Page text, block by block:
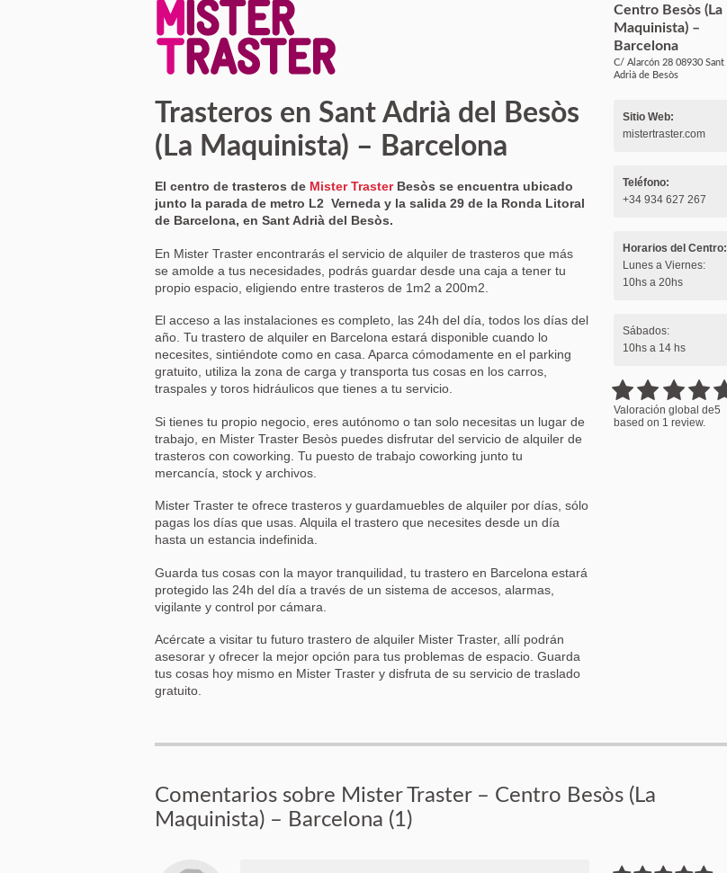
Centro Besòs (La
Maquinista) –
Barcelona
C/ Alarcón 28 08930 Sant
Adrià de Besòs
Sitio Web:
mistertraster.com
Teléfono:
+34 934 627 267
Horarios del Centro:
Lunes a Viernes:
10hs a 20hs
Sábados:
10hs a 14 hs
Valoración global de5
based on 1 review.
Trasteros en Sant Adrià del Besòs
(La Maquinista) – Barcelona
El centro de trasteros de Mister TrasterBesòs se encuentra ubicado
junto la parada de metro L2 Verneda y la salida 29 de la Ronda Litoral
de Barcelona, en Sant Adrià del Besòs.
En Mister Traster encontrarás el servicio de alquiler de trasteros que más
se amolde a tus necesidades, podrás guardar desde una caja a tener tu
propio espacio, eligiendo entre trasteros de 1m2 a 200m2.
El acceso a las instalaciones es completo, las 24h del día, todos los días del
año. Tu trastero de alquiler en Barcelona estará disponible cuando lo
necesites, sintiéndote como en casa. Aparca cómodamente en el parking
gratuito, utiliza la zona de carga y transporta tus cosas en los carros,
traspales y toros hidráulicos que tienes a tu servicio.
Si tienes tu propio negocio, eres autónomo o tan solo necesitas un lugar de
trabajo, en Mister Traster Besòs puedes disfrutar del servicio de alquiler de
trasteros con coworking. Tu puesto de trabajo coworking junto tu
mercancía, stock y archivos.
Mister Traster te ofrece trasteros y guardamuebles de alquiler por días, sólo
pagas los días que usas. Alquila el trastero que necesites desde un día
hasta un estancia indefinida.
Guarda tus cosas con la mayor tranquilidad, tu trastero en Barcelona estará
protegido las 24h del día a través de un sistema de accesos, alarmas,
vigilante y control por cámara.
Acércate a visitar tu futuro trastero de alquiler Mister Traster, allí podrán
asesorar y ofrecer la mejor opción para tus problemas de espacio. Guarda
tus cosas hoy mismo en Mister Traster y disfruta de su servicio de traslado
gratuito.
Comentarios sobre Mister Traster – Centro Besòs (La
Maquinista) – Barcelona (1)